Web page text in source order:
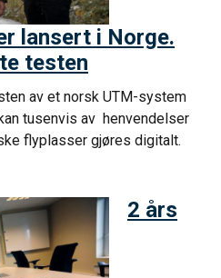
lansert i Norge.
testen
av et norsk UTM-system
tusenvis av henvendelser
flyplasser gjøres digitalt.
2 års